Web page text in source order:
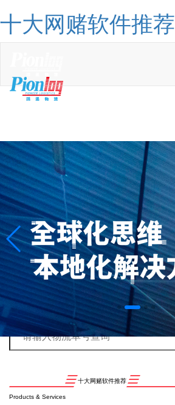
十大网赌软件推荐
十大网赌软件推荐
Products & Services